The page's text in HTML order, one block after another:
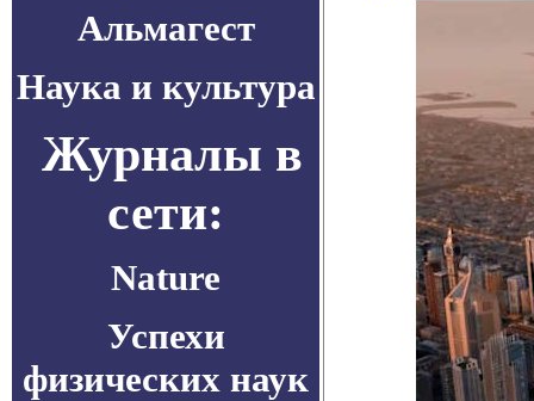
Альмагест
Наука и культура
Журналы в
сети:
Nature
Успехи
физических наук